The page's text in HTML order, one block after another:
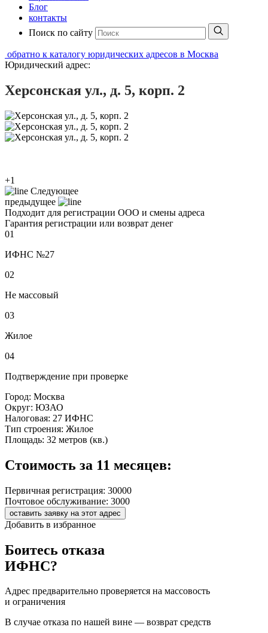
Блог
контакты
Поиск по сайту
обратно к каталогу юридических адресов в Москва
Юридический адрес:
Херсонская ул., д. 5, корп. 2
+1
Следующее
предыдущее
Подходит для регистрации ООО и смены адреса
Гарантия регистрации или возврат денег
01
ИФНС №27
02
Не массовый
03
Жилое
04
Подтверждение при проверке
Город: Москва
Округ: ЮЗАО
Налоговая: 27 ИФНС
Тип строения: Жилое
Площадь: 32 метров (кв.)
Стоимость за 11 месяцев:
Первичная регистрация: 30000
Почтовое обслуживание: 3000
оставить заявку на этот адрес
Добавить в избранное
Боитесь отказа
ИФНС?
Адрес предварительно проверяется на массовость
и ограничения
В случае отказа по нашей вине — возврат средств